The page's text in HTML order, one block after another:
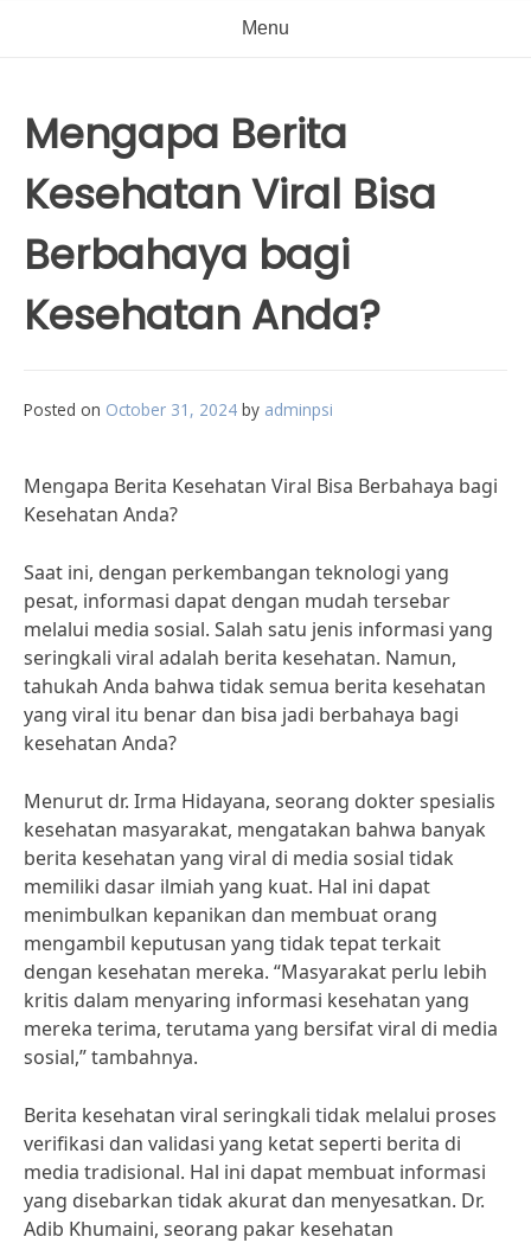
Menu
Mengapa Berita
Kesehatan Viral Bisa
Berbahaya bagi
Kesehatan Anda?
Posted on October 31, 2024 by adminpsi
Mengapa Berita Kesehatan Viral Bisa Berbahaya bagi
Kesehatan Anda?
Saat ini, dengan perkembangan teknologi yang
pesat, informasi dapat dengan mudah tersebar
melalui media sosial. Salah satu jenis informasi yang
seringkali viral adalah berita kesehatan. Namun,
tahukah Anda bahwa tidak semua berita kesehatan
yang viral itu benar dan bisa jadi berbahaya bagi
kesehatan Anda?
Menurut dr. Irma Hidayana, seorang dokter spesialis
kesehatan masyarakat, mengatakan bahwa banyak
berita kesehatan yang viral di media sosial tidak
memiliki dasar ilmiah yang kuat. Hal ini dapat
menimbulkan kepanikan dan membuat orang
mengambil keputusan yang tidak tepat terkait
dengan kesehatan mereka. “Masyarakat perlu lebih
kritis dalam menyaring informasi kesehatan yang
mereka terima, terutama yang bersifat viral di media
sosial,” tambahnya.
Berita kesehatan viral seringkali tidak melalui proses
verifikasi dan validasi yang ketat seperti berita di
media tradisional. Hal ini dapat membuat informasi
yang disebarkan tidak akurat dan menyesatkan. Dr.
Adib Khumaini, seorang pakar kesehatan